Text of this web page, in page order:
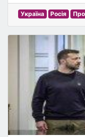
Україна Росія